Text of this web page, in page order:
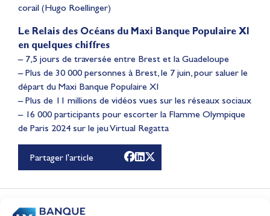
corail (Hugo Roellinger)
Le Relais des Océans du Maxi Banque Populaire XI
en quelques chiffres
– 7,5 jours de traversée entre Brest et la Guadeloupe
– Plus de 30 000 personnes à Brest, le 7 juin, pour saluer le
départ du Maxi Banque Populaire XI
– Plus de 11 millions de vidéos vues sur les réseaux sociaux
– 16 000 participants pour escorter la Flamme Olympique
de Paris 2024 sur le jeu Virtual Regatta
Partager l'article
CONTENUS
Le récap de Juin 2026